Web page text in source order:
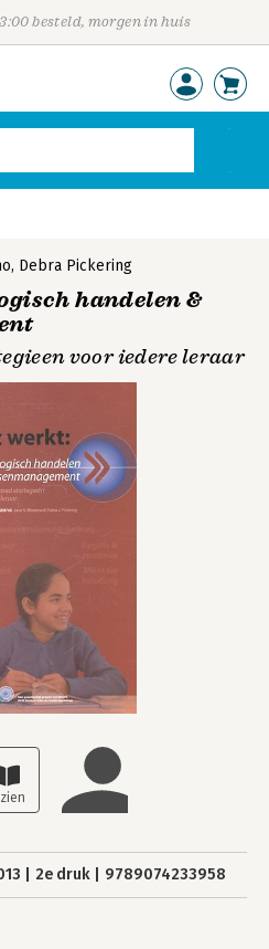
besteld, morgen in huis
, Debra Pickering
handelen &
voor iedere leraar
2e druk 9789074233958